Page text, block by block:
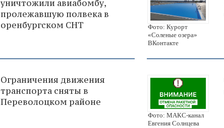
уничтожили авиабомбу,
пролежавшую полвека в
оренбургском СНТ
Фото: Курорт
«Соленые озера»
ВКонтакте
Ограничения движения
транспорта сняты в
Переволоцком районе
Фото: МАКС-канал
Евгения Солнцева